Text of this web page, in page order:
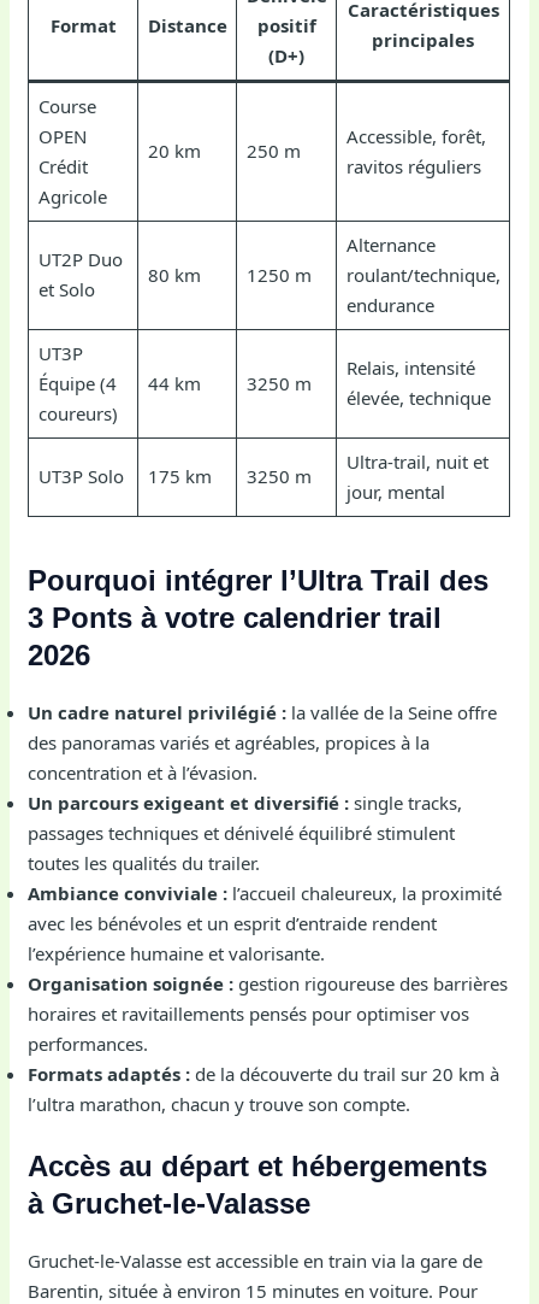
Format Distance
positif
(D+)
Caractéristiques
principales
Course
OPEN
Crédit
Agricole
20 km 250 m
Accessible, forêt,
ravitos réguliers
UT2P Duo
et Solo
80 km 1250 m
Alternance
roulant/technique,
endurance
UT3P
Équipe (4
coureurs)
44 km 3250 m
Relais, intensité
élevée, technique
UT3P Solo 175 km 3250 m
Ultra-trail, nuit et
jour, mental
Pourquoi intégrer l’Ultra Trail des
3 Ponts à votre calendrier trail
2026
Un cadre naturel privilégié : la vallée de la Seine offre
des panoramas variés et agréables, propices à la
concentration et à l’évasion.
Un parcours exigeant et diversifié : single tracks,
passages techniques et dénivelé équilibré stimulent
toutes les qualités du trailer.
Ambiance conviviale : l’accueil chaleureux, la proximité
avec les bénévoles et un esprit d’entraide rendent
l’expérience humaine et valorisante.
Organisation soignée : gestion rigoureuse des barrières
horaires et ravitaillements pensés pour optimiser vos
performances.
Formats adaptés : de la découverte du trail sur 20 km à
l’ultra marathon, chacun y trouve son compte.
Accès au départ et hébergements
à Gruchet-le-Valasse
Gruchet-le-Valasse est accessible en train via la gare de
Barentin, située à environ 15 minutes en voiture. Pour